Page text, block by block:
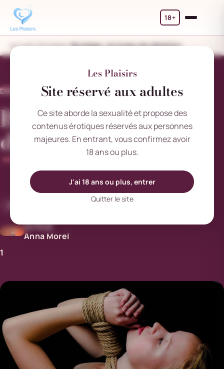
18+
Les Plaisirs
Site réservé aux adultes
Ce site aborde la sexualité et propose des
contenus érotiques réservés aux personnes
majeures. En entrant, vous confirmez avoir
18 ans ou plus.
J'ai 18 ans ou plus, entrer
Quitter le site
Accueil Bondage Bondage : le niveau de rétention
DIMANCHE 17 FÉVRIER 2019
Bondage : le niveau
de rétention
AUTEUR
Anna Morel
1